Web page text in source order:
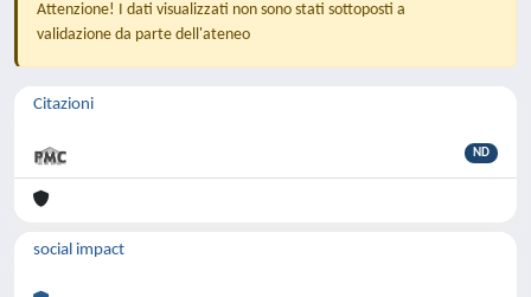
Attenzione! I dati visualizzati non sono stati sottoposti a
validazione da parte dell'ateneo
Citazioni
ND
social impact